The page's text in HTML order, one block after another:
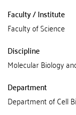
Faculty / Institute
Faculty of Science
Discipline
Molecular Biology
Department
Department of Cell